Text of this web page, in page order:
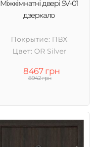
Міжкімнатні двері SV-01
дзеркало
Покрытие: ПВХ
Цвет: OR Silver
8467 грн
8942 грн